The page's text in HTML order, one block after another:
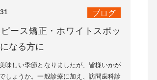
ブログ
ース矯正・ホワイトスポッ
なる方に
味しい季節となりましたが、皆様いかが
しょうか。一般診療に加え、訪問歯科診